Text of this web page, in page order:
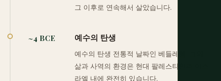
그 이후로 연속해서 살았습니다.
~4 BCE 예수의 탄생
예수의 탄생 전통적 날짜인 베들레헴. 그의
삶과 사역의 환경은 현대 팔레스타인과 이스
라엘 내에 완전히 있습니다.